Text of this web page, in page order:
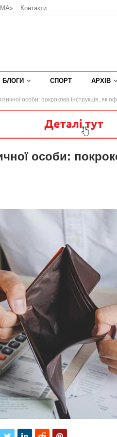
Контакти
БЛОГИ СПОРТ АРХІВ
особи: покрокова інструкція, як
особи: